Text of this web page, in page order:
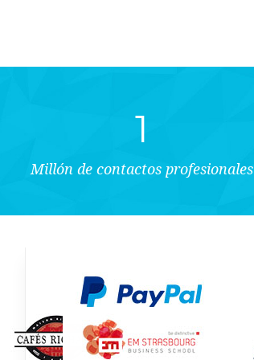
1
Millón de contactos profesionales